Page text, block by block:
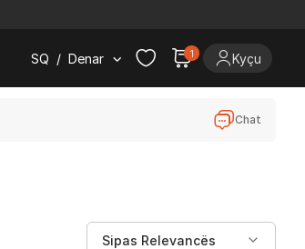
SQ / Denar 1 Kyçu
Chat